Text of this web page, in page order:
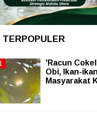
TERPOPULER
'Racun
Obi, Ikan-
Masyarakat